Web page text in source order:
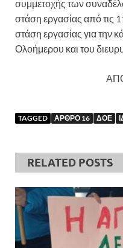
συμμετοχής των
στάση εργασίας από τις
στάση εργασίας για την
Ολοήμερου και του
TAGGED ΑΡΘΡΟ 16 ΔΟΕ
RELATED POSTS